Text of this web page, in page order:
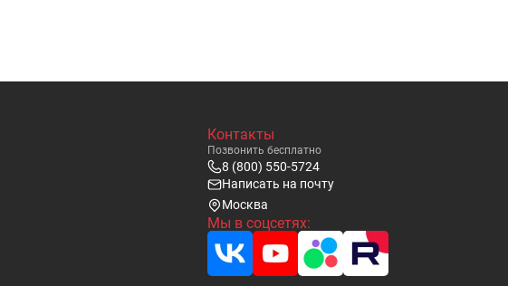
Контакты
Позвонить бесплатно
8 (800) 550-5724
Написать на почту
Москва
Мы в соцсетях: